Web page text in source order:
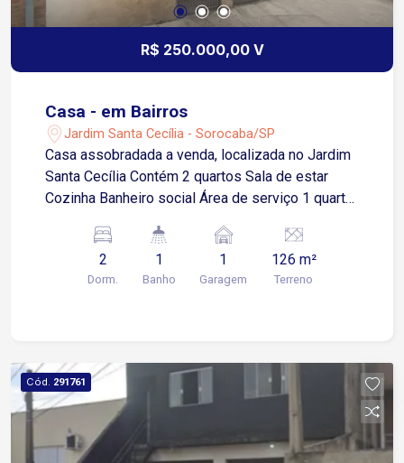
R$ 250.000,00 V
Casa - em Bairros
Jardim Santa Cecília - Sorocaba/SP
Casa assobradada a venda, localizada no Jardim
Santa Cecília Contém 2 quartos Sala de estar
Cozinha Banheiro social Área de serviço 1 quarto
permuta por casa térrea ou chácara
2
Dorm.
1
Banho
1
Garagem
126 m²
Terreno
Cód. 291761